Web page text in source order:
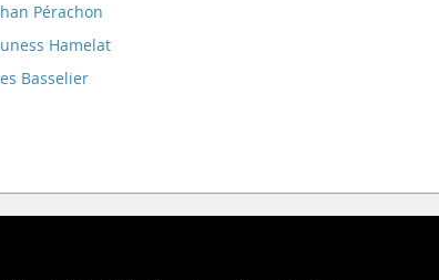
Pérachon
Hamelat
Basselier